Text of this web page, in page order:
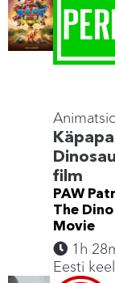
film
PAW
The Dino
Movie
1h
Eesti